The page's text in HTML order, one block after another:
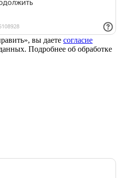
вы даете согласие
Подробнее об обработке